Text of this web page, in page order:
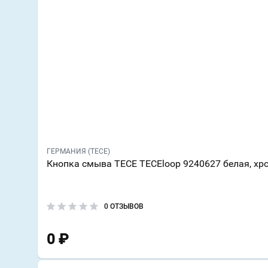
ГЕРМАНИЯ (TECE)
Кнопка смыва TECE TECEloop 9240627 белая,
0 ОТЗЫВОВ
0 ₽